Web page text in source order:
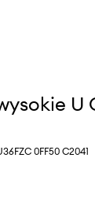
U
0FF50 C2041